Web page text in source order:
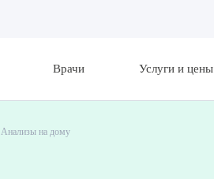
Врачи Услуги и цены
Анализы на дому